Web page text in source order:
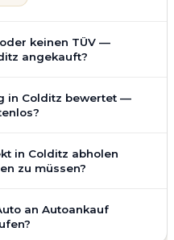
keinen TÜV —
angekauft?
abgelaufenem TÜV oder
in Colditz an. Der
Rechner berücksichtigen
Nachfrage für eine
Ohne TÜV
in Colditz bewertet —
Wir prüfen Marke,
Ausstattung, Pflegezustand
Einschätzung, die nah am
speziell für den Markt in
in Colditz abholen
zu müssen?
direkt an Ihrer Adresse —
oder an einem Treffpunkt
an Autoankauf